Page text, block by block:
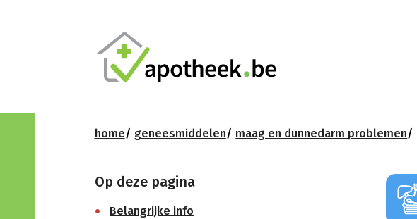
home geneesmiddelen maag en dunnedarm problemen
Op deze pagina
Belangrijke info